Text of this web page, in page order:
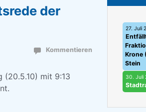
der
Kommentieren
(20.5.10) mit 9:13
27. Juli
Krone
Stein
30. Juli